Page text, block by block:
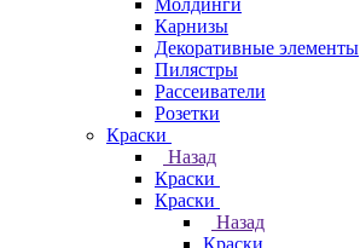
Молдинги
Карнизы
Декоративные элементы
Пилястры
Рассеиватели
Розетки
Краски
Назад
Краски
Краски
Назад
Краски